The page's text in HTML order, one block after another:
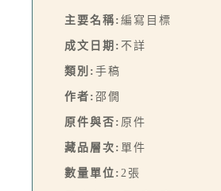
主要名稱: 編寫目標
成文日期: 不詳
類別: 手稿
作者: 邵僩
原件與否: 原件
藏品層次: 單件
數量單位: 2張